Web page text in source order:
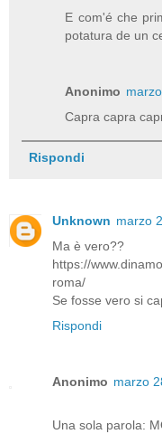
E com'é che
potatura de un
Anonimo
Capra capra
Rispondi
Unknown marzo
Ma è vero??
https://
roma/
Se fosse vero si
Rispondi
Anonimo marzo
Una sola parola: